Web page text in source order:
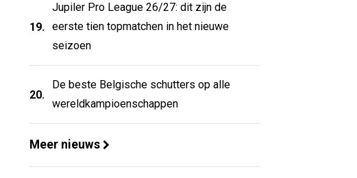
19.
Jupiler Pro League 26/27: dit zijn de
eerste tien topmatchen in het nieuwe
seizoen
20.
De beste Belgische schutters op alle
wereldkampioenschappen
Meer nieuws